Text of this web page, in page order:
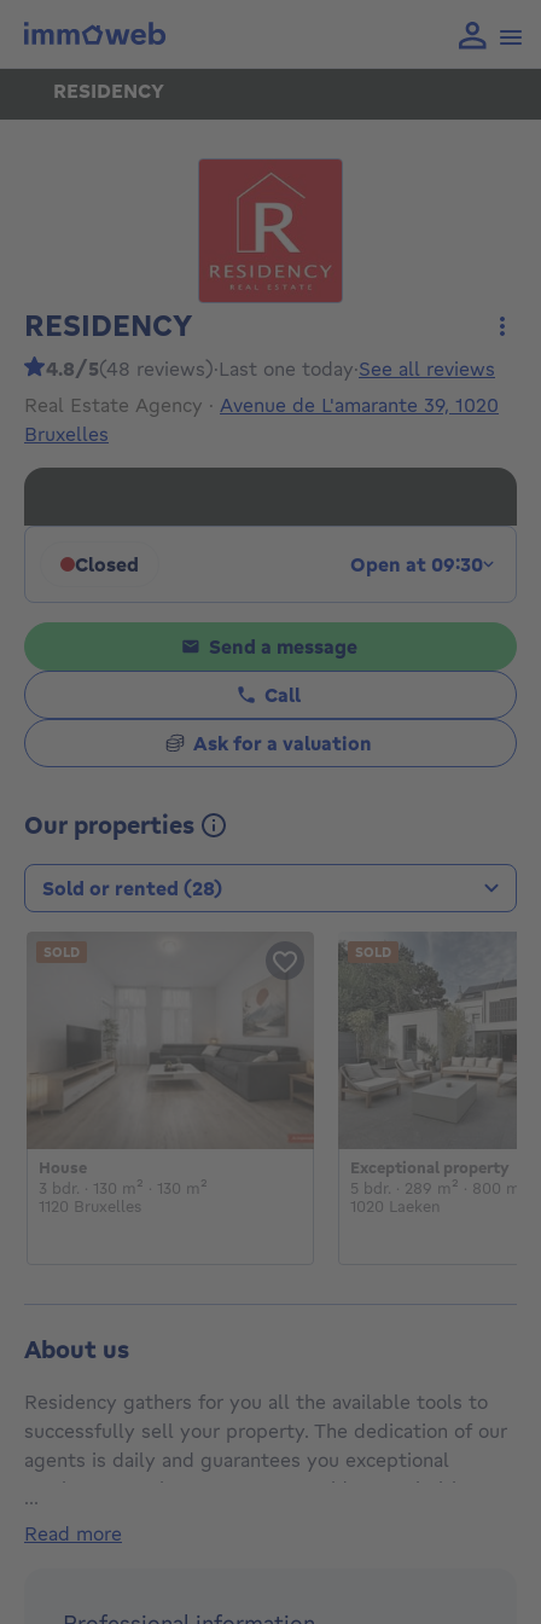
RESIDENCY
RESIDENCY
4.8/5(48 reviews)·Last one today·See all reviews
Real Estate Agency · Avenue de L'amarante 39, 1020
Bruxelles
Closed Open at 09:30
Click to display opening hours
Send a message
Call
Ask for a valuation
Our properties
Transaction type
House
€
3 bdr. 3 bedrooms
· 130 m² square meters
· 130 m²
1120 Bruxelles
SOLD
Exceptional property
€
5 bdr. 5 bedrooms
· 289 m² square
· 800 m²
1020 Laeken
SOLD
About us
Residency gathers for you all the available tools to
successfully sell your property. The dedication of our
agents is daily and guarantees you exceptional
service. More than an agency, Residency prioritizes
Residency, we work together with the goal of selling
...
read more